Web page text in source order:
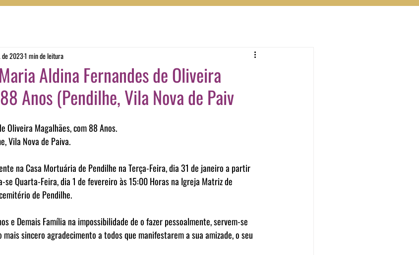
Aldina Fernandes de Oliveira
Anos (Pendilhe, Vila Nova de Paiv
de 20231 min de leitura
Oliveira Magalhães, com 88 Anos.
Vila Nova de Paiva.
na Casa Mortuária de Pendilhe na Terça-Feira, dia 31 de janeiro a partir
se Quarta-Feira, dia 1 de fevereiro às 15:00 Horas na Igreja Matriz de
de Pendilhe.
e Demais Família na impossibilidade de o fazer pessoalmente, servem-se
sincero agradecimento a todos que manifestarem a sua amizade, o seu